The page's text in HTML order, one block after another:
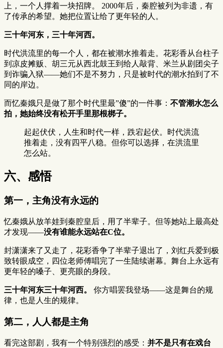
上，一个人撑着一块招牌。 2000年后，秦腔被列为非遗，有
了传承的希望。她把位置让给了更年轻的人。
三十年河东，三十年河西。
时代洪流里的每一个人，都在被潮水推着走。花彩香从台柱子
到凉皮摊贩、胡三元从西北鼓王到给人敲背、米兰从剧团尖子
到诈骗入狱——她们不是不努力，只是被时代的潮水拍到了不
同的岸边。
而忆秦娥只是做了那个时代里最”傻”的一件事： 不管潮水怎么
拍，她始终没有松开手里那根梆子。
起起伏伏，人生和时代一样，跌宕起伏。时代洪流
推着走，没有四平八稳。但你可以选择，在洪流里
怎么站。
六、感悟
第一，主角没有永远的
忆秦娥从放羊娃到秦腔皇后，用了半辈子。但等她站上最高处
才发现——没有谁能永远站在C位。
封潇潇来了又走了，花彩香争了半辈子退出了，刘红兵爱到极
致转眼成空，四位老师傅唱完了一生陆续谢幕。舞台上永远有
更年轻的嗓子、更亮眼的身段。
三十年河东三十年河西。
你方唱罢我登场——这是舞台的规
律，也是人生的规律。
第二，人人都是主角
看完这部剧，我有一个特别强烈的感受： 并不是只有在戏台